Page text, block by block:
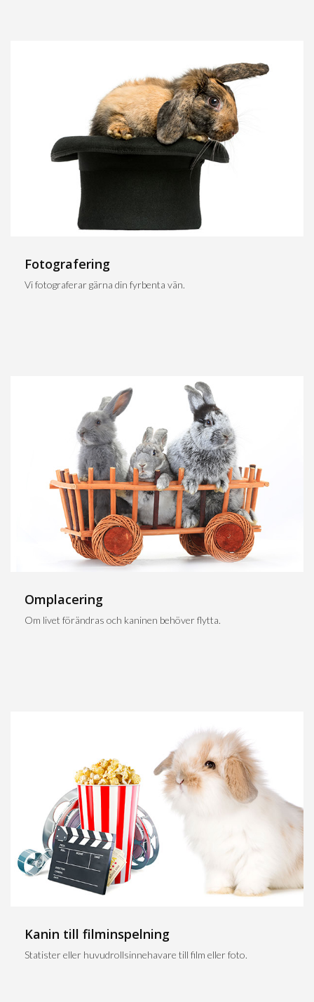
Fotografering
Vi fotograferar gärna din fyrbenta vän.
Omplacering
Om livet förändras och kaninen behöver flytta.
Kanin till filminspelning
Statister eller huvudrollsinnehavare till film eller foto.